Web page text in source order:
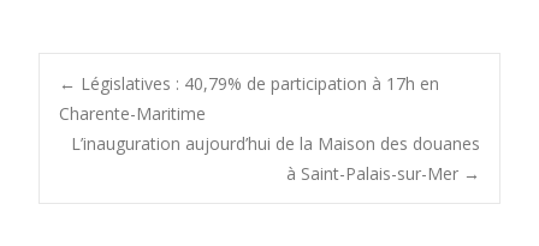
Post
navigation
← Législatives : 40,79% de participation à 17h en
Charente-Maritime
L’inauguration aujourd’hui de la Maison des douanes
à Saint-Palais-sur-Mer →